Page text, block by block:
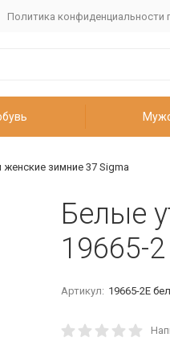
Политика конфиденциальности
женские зимние 37 Sigma
Белые
19665-
Артикул: 19665-2Е бел